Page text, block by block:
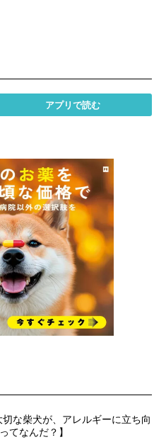
アプリで読む
な柴犬が、アレルギーに立ち向
てなんだ？】